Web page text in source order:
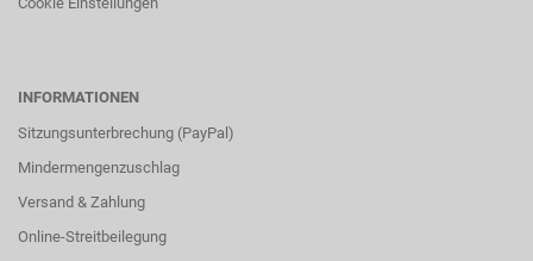
INFORMATIONEN
Sitzungsunterbrechung (PayPal)
Mindermengenzuschlag
Versand & Zahlung
Online-Streitbeilegung